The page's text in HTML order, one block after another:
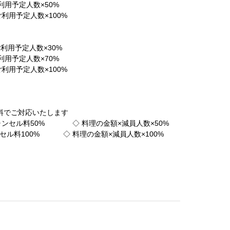
予定人数×50%
用予定人数×100%
予定人数×30%
予定人数×70%
用予定人数×100%
でご対応いたします
ャンセル料50% ◇ 料理の金額×減員人数×50%
ンセル料100% ◇ 料理の金額×減員人数×100%